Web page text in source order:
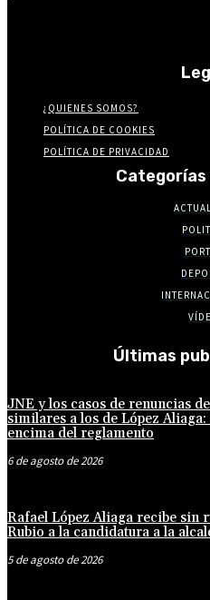
¿QUIENES SOMOS?
POLÍTICA DE COOKIES
POLÍTICA DE PRIVACIDAD
Categorías
Últimas
JNE y los casos de renuncias
similares a los de López
encima del reglamento
6 de agosto de 2026
Rafael López Aliaga recibe sin
Rubio a la candidatura a la
5 de agosto de 2026